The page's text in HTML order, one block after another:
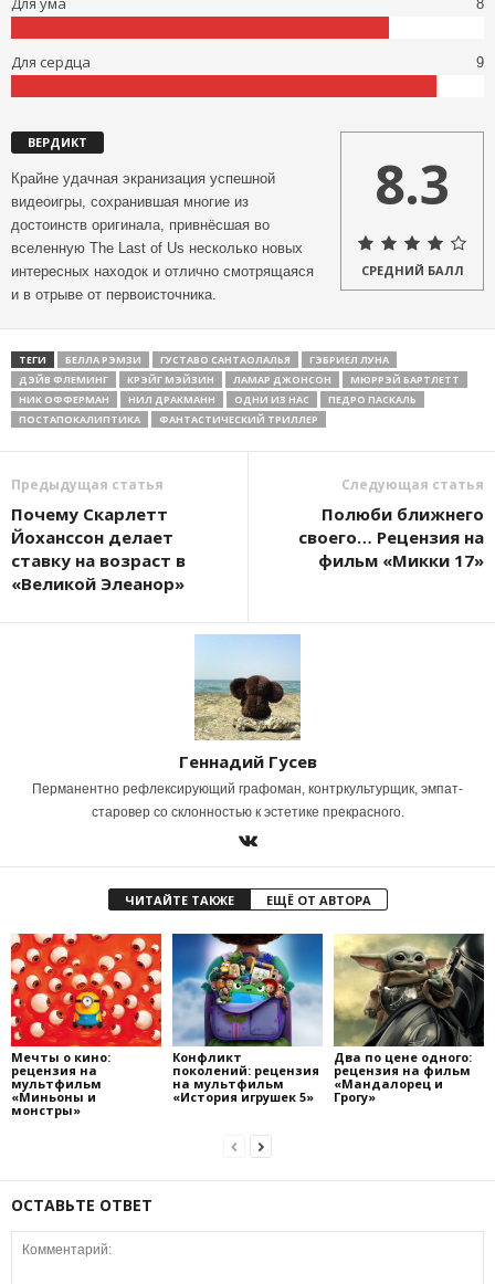
8
Для сердца 9
ВЕРДИКТ
Крайне удачная экранизация успешной
видеоигры, сохранившая многие из
достоинств оригинала, привнёсшая во
вселенную The Last of Us несколько новых
интересных находок и отлично смотрящаяся
и в отрыве от первоисточника.
8.3
СРЕДНИЙ БАЛЛ
ТЕГИ БЕЛЛА РЭМЗИ ГУСТАВО САНТАОЛАЛЬЯ
ГЭБРИЕЛ ЛУНА
ДЭЙВ ФЛЕМИНГ
КРЭЙГ МЭЙЗИН ЛАМАР ДЖОНСОН
МЮРРЭЙ БАРТЛЕТТ
НИК ОФФЕРМАН
НИЛ ДРАКМАНН ОДНИ ИЗ НАС
ПЕДРО ПАСКАЛЬ
ПОСТАПОКАЛИПТИКА
ФАНТАСТИЧЕСКИЙ ТРИЛЛЕР
Предыдущая статья
Почему Скарлетт
Йоханссон делает
ставку на возраст в
«Великой Элеанор»
Следующая статья
Полюби ближнего
своего… Рецензия на
фильм «Микки 17»
Геннадий Гусев
Перманентно рефлексирующий графоман, контркультурщик, эмпат-
старовер со склонностью к эстетике прекрасного.
ЧИТАЙТЕ ТАКЖЕ ЕЩЁ ОТ АВТОРА
Мечты о кино:
рецензия на
мультфильм
«Миньоны и
монстры»
Конфликт
поколений: рецензия
на мультфильм
«История игрушек 5»
Два по цене одного:
рецензия на фильм
«Мандалорец и
Грогу»
ОСТАВЬТЕ ОТВЕТ